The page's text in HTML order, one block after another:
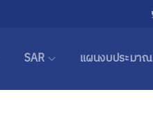
SAR แผนงบประมาณ